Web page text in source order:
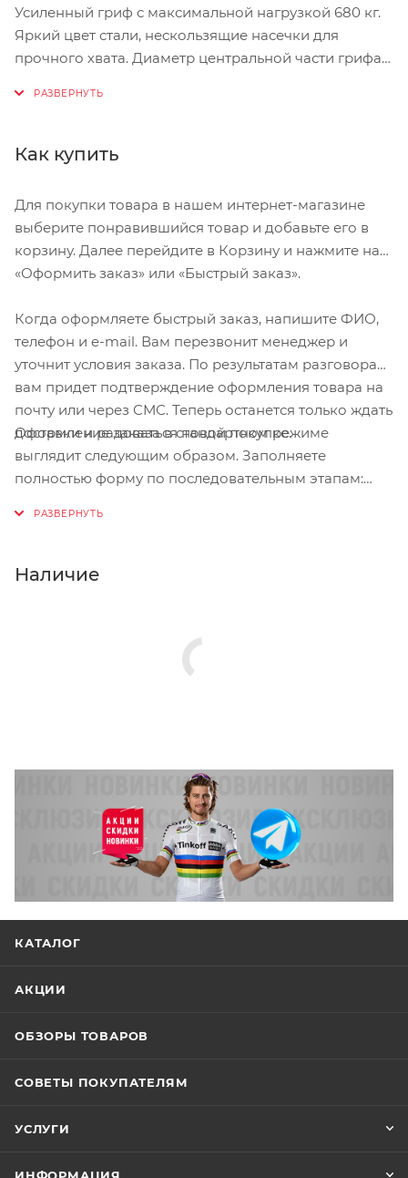
Усиленный гриф с максимальной нагрузкой 680 кг.
Яркий цвет стали, нескользящие насечки для
прочного хвата. Диаметр центральной части грифа -
Как купить
Для покупки товара в нашем интернет-магазине
выберите понравившийся товар и добавьте его в
корзину. Далее перейдите в Корзину и нажмите на
«Оформить заказ» или «Быстрый заказ».
Когда оформляете быстрый заказ, напишите ФИО,
телефон и e-mail. Вам перезвонит менеджер и
уточнит условия заказа. По результатам разговора
вам придет подтверждение оформления товара на
почту или через СМС. Теперь останется только ждать
доставки и радоваться новой покупке.
Оформление заказа в стандартном режиме
выглядит следующим образом. Заполняете
полностью форму по последовательным этапам:
Нажмите кнопку «Оформить заказ».
Наличие
КАТАЛОГ
АКЦИИ
ОБЗОРЫ ТОВАРОВ
СОВЕТЫ ПОКУПАТЕЛЯМ
УСЛУГИ